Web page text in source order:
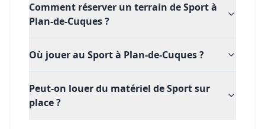
Comment réserver un terrain de Sport à
Plan-de-Cuques ?
Où jouer au Sport à Plan-de-Cuques ?
Peut-on louer du matériel de Sport sur
place ?